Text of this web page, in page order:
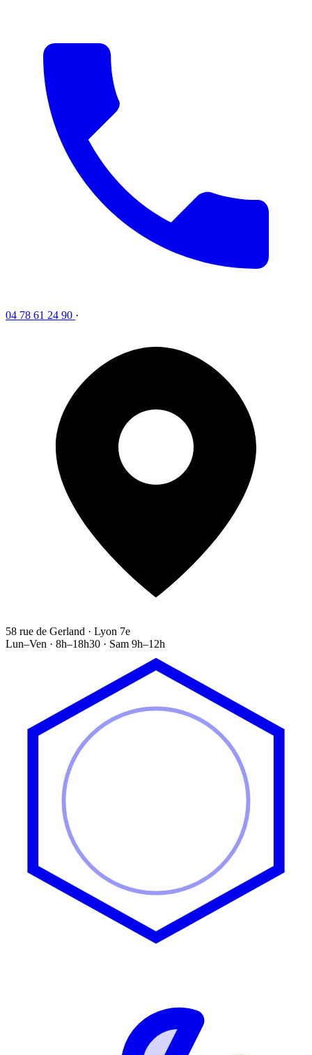
04 78 61 24 90 ·
58 rue de Gerland · Lyon 7e
Lun–Ven · 8h–18h30 · Sam 9h–12h